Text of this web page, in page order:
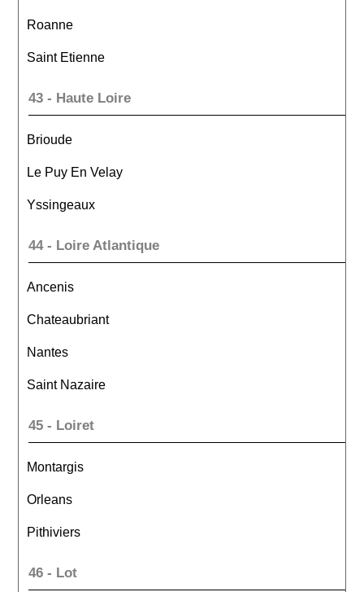
Roanne
Saint Etienne
43 - Haute Loire
Brioude
Le Puy En Velay
Yssingeaux
44 - Loire Atlantique
Ancenis
Chateaubriant
Nantes
Saint Nazaire
45 - Loiret
Montargis
Orleans
Pithiviers
46 - Lot